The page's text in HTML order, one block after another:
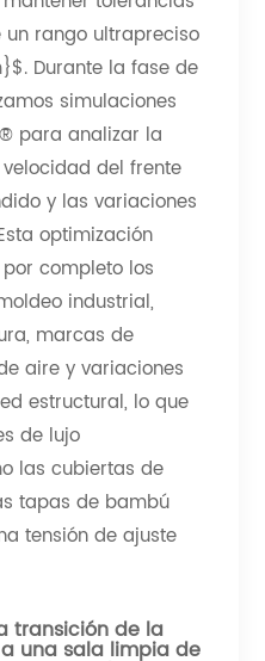
rango ultrapreciso
Durante la fase de
simulaciones
para analizar la
del frente
y las variaciones
optimización
completo los
industrial,
marcas de
aire y variaciones
estructural, lo que
de lujo
las cubiertas de
tapas de bambú
tensión de ajuste
transición de la
una sala limpia de